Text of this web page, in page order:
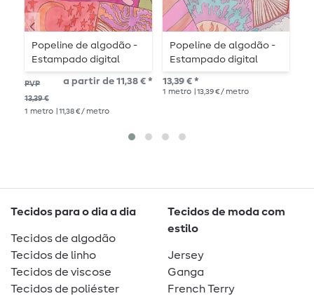
Popeline de algodão -
Estampado digital
Nerida Hansen
Creatures Pink
PVP
13,39 €
a partir de 11,38 € *
1 metro | 11,38 € / metro
Popeline de algodão -
Estampado digital
Nerida Hansen
Creatures Mint
13,39 € *
1 metro | 13,39 € / metro
Tecidos para o dia a dia
Tecidos de algodão
Tecidos de linho
Tecidos de viscose
Tecidos de poliéster
Tecidos de moda com
estilo
Jersey
Ganga
French Terry